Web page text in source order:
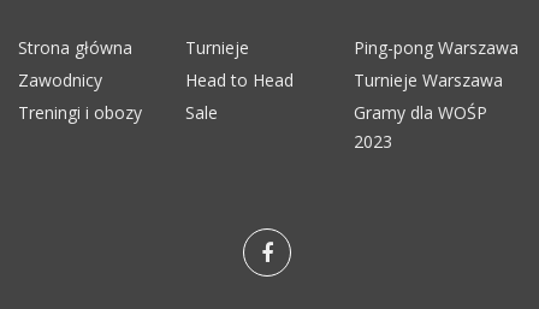
Strona główna Turnieje
Ping-pong Warszawa
Zawodnicy
Head to Head
Turnieje Warszawa
Treningi i obozy
Sale
Gramy dla WOŚP
2023